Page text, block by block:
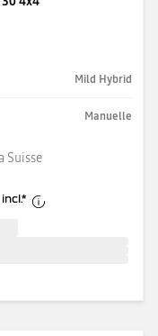
Mild Hybrid
Manuelle
Suisse
*